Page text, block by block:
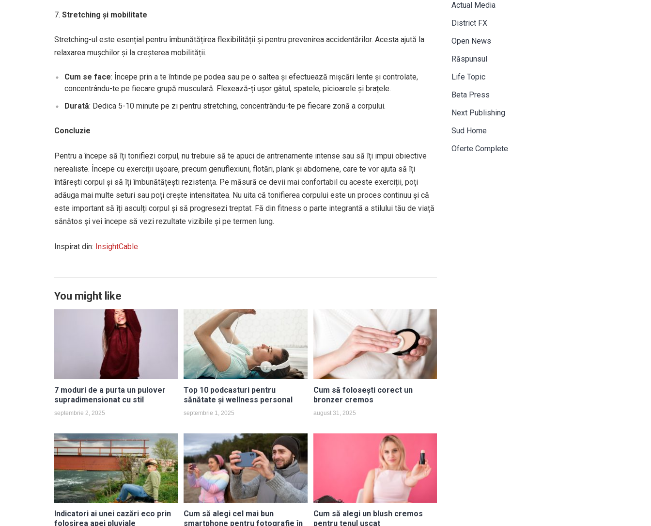
Stretching și mobilitate
Stretching-ul este esențial pentru îmbunătățirea flexibilității și pentru prevenirea accidentărilor. Acesta ajută la
relaxarea mușchilor și la creșterea mobilității.
Cum se face: Începe prin a te întinde pe podea sau pe o saltea și efectuează mișcări lente și controlate,
concentrându-te pe fiecare grupă musculară. Flexează-ți ușor gâtul, spatele, picioarele și brațele.
Durată: Dedica 5-10 minute pe zi pentru stretching, concentrându-te pe fiecare zonă a corpului.
Concluzie
Pentru a începe să îți tonifiezi corpul, nu trebuie să te apuci de antrenamente intense sau să îți impui obiective
nerealiste. Începe cu exerciții ușoare, precum genuflexiuni, flotări, plank și abdomene, care te vor ajuta să îți
întărești corpul și să îți îmbunătățești rezistența. Pe măsură ce devii mai confortabil cu aceste exerciții, poți
adăuga mai multe seturi sau poți crește intensitatea. Nu uita că tonifierea corpului este un proces continuu și că
este important să îți asculți corpul și să progresezi treptat. Fă din fitness o parte integrantă a stilului tău de viață
sănătos și vei începe să vezi rezultate vizibile și pe termen lung.
Inspirat din: InsightCable
You might like
7 moduri de a purta un pulover
supradimensionat cu stil
septembrie 2, 2025
Top 10 podcasturi pentru
sănătate și wellness personal
septembrie 1, 2025
Cum să folosești corect un
bronzer cremos
august 31, 2025
Indicatori ai unei cazări eco prin
folosirea apei pluviale
Cum să alegi cel mai bun
smartphone pentru fotografie în
Cum să alegi un blush cremos
pentru tenul uscat
Actual Media
District FX
Open News
Răspunsul
Life Topic
Beta Press
Next Publishing
Sud Home
Oferte Complete